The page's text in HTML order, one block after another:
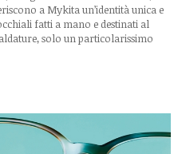
a Mykita un’identità unica e
fatti a mano e destinati al
solo un particolarissimo